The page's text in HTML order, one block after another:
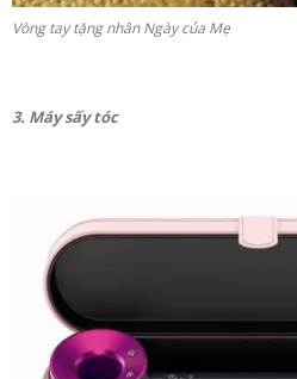
Vòng tay tặng nhân Ngày của Mẹ
3. Máy sấy tóc